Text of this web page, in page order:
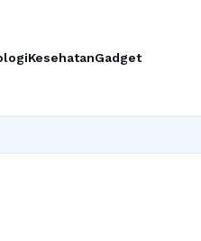
KesehatanGadget